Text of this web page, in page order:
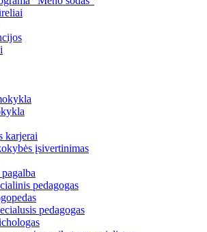
karjerai
įsivertinimas
pedagogas
pedagogas